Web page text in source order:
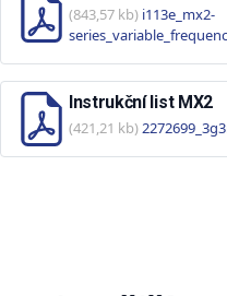
(843,57 kb) i113e_mx2-
Instrukční list MX2
(421,21 kb)